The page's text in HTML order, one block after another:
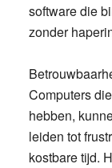
software die
zonder
Computers
hebben,
leiden tot
kostbare tijd.